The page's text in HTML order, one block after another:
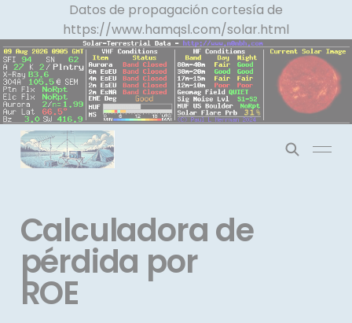
Datos de propagación cortesía de
https://www.hamqsl.com/solar.html
Calculadora de
pérdida por
ROE
Panel de gestión de cookies